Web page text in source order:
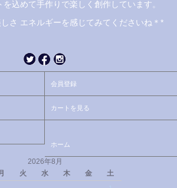
込めて手作りで楽しく創作しています。
さ エネルギーを感じてみてくださいね＊*
会員登録
カートを見る
ホーム
2026年8月
火 水 木 金
土